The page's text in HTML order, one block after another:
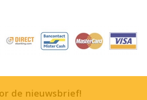
de nieuwsbrief!